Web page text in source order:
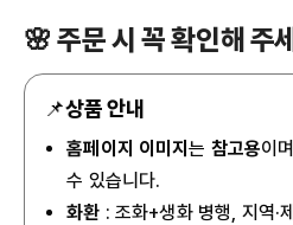
🌸 주문 시 꼭 확인해 주
📌상품 안내
홈페이지 이미지는 참고용이
수 있습니다.
화환 : 조화+생화 병행, 지역·